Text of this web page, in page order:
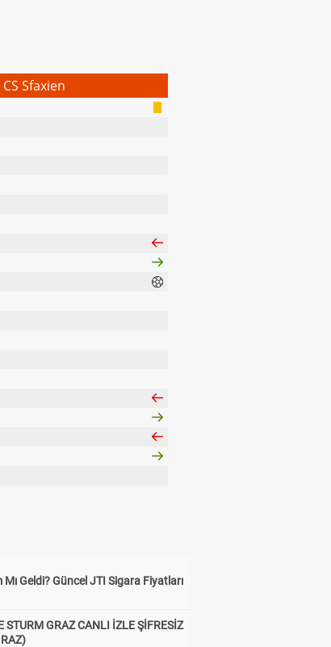
CS Sfaxien
Geldi? Güncel JTI Sigara Fiyatları
STURM GRAZ CANLI İZLE ŞİFRESİZ